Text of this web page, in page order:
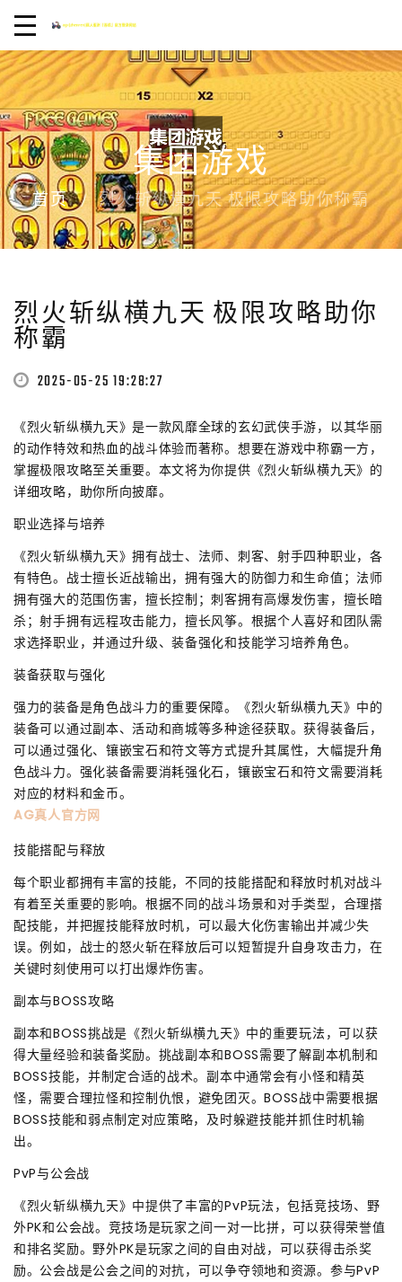
集团游戏
首页 烈火斩纵横九天 极限攻略助你称霸
烈火斩纵横九天 极限攻略助你
称霸
2025-05-25 19:28:27
《烈火斩纵横九天》是一款风靡全球的玄幻武侠手游，以其华丽
的动作特效和热血的战斗体验而著称。想要在游戏中称霸一方，
掌握极限攻略至关重要。本文将为你提供《烈火斩纵横九天》的
详细攻略，助你所向披靡。
职业选择与培养
《烈火斩纵横九天》拥有战士、法师、刺客、射手四种职业，各
有特色。战士擅长近战输出，拥有强大的防御力和生命值；法师
拥有强大的范围伤害，擅长控制；刺客拥有高爆发伤害，擅长暗
杀；射手拥有远程攻击能力，擅长风筝。根据个人喜好和团队需
求选择职业，并通过升级、装备强化和技能学习培养角色。
装备获取与强化
强力的装备是角色战斗力的重要保障。《烈火斩纵横九天》中的
装备可以通过副本、活动和商城等多种途径获取。获得装备后，
可以通过强化、镶嵌宝石和符文等方式提升其属性，大幅提升角
色战斗力。强化装备需要消耗强化石，镶嵌宝石和符文需要消耗
对应的材料和金币。
AG真人官方网
技能搭配与释放
每个职业都拥有丰富的技能，不同的技能搭配和释放时机对战斗
有着至关重要的影响。根据不同的战斗场景和对手类型，合理搭
配技能，并把握技能释放时机，可以最大化伤害输出并减少失
误。例如，战士的怒火斩在释放后可以短暂提升自身攻击力，在
关键时刻使用可以打出爆炸伤害。
副本与BOSS攻略
副本和BOSS挑战是《烈火斩纵横九天》中的重要玩法，可以获
得大量经验和装备奖励。挑战副本和BOSS需要了解副本机制和
BOSS技能，并制定合适的战术。副本中通常会有小怪和精英
怪，需要合理拉怪和控制仇恨，避免团灭。BOSS战中需要根据
BOSS技能和弱点制定对应策略，及时躲避技能并抓住时机输
出。
PvP与公会战
《烈火斩纵横九天》中提供了丰富的PvP玩法，包括竞技场、野
外PK和公会战。竞技场是玩家之间一对一比拼，可以获得荣誉值
和排名奖励。野外PK是玩家之间的自由对战，可以获得击杀奖
励。公会战是公会之间的对抗，可以争夺领地和资源。参与PvP